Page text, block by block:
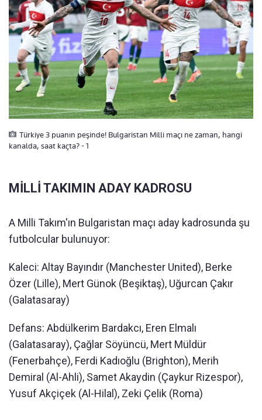
Türkiye 3 puanın peşinde! Bulgaristan Milli maçı ne zaman, hangi
kanalda, saat kaçta? - 1
MİLLİ TAKIMIN ADAY KADROSU
A Milli Takım'ın Bulgaristan maçı aday kadrosunda şu
futbolcular bulunuyor:
Kaleci: Altay Bayındır (Manchester United), Berke
Özer (Lille), Mert Günok (Beşiktaş), Uğurcan Çakır
(Galatasaray)
Defans: Abdülkerim Bardakcı, Eren Elmalı
(Galatasaray), Çağlar Söyüncü, Mert Müldür
(Fenerbahçe), Ferdi Kadıoğlu (Brighton), Merih
Demiral (Al-Ahli), Samet Akaydin (Çaykur Rizespor),
Yusuf Akçiçek (Al-Hilal), Zeki Çelik (Roma)